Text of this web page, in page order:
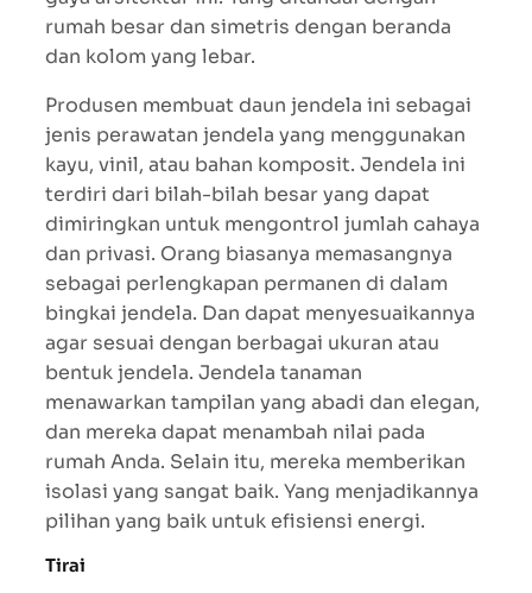
rumah besar dan simetris dengan beranda
dan kolom yang lebar.
Produsen membuat daun jendela ini sebagai
jenis perawatan jendela yang menggunakan
kayu, vinil, atau bahan komposit. Jendela ini
terdiri dari bilah-bilah besar yang dapat
dimiringkan untuk mengontrol jumlah cahaya
dan privasi. Orang biasanya memasangnya
sebagai perlengkapan permanen di dalam
bingkai jendela. Dan dapat menyesuaikannya
agar sesuai dengan berbagai ukuran atau
bentuk jendela. Jendela tanaman
menawarkan tampilan yang abadi dan elegan,
dan mereka dapat menambah nilai pada
rumah Anda. Selain itu, mereka memberikan
isolasi yang sangat baik. Yang menjadikannya
pilihan yang baik untuk efisiensi energi.
Tirai